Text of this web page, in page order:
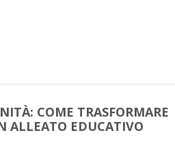
COME TRASFORMARE
ALLEATO EDUCATIVO